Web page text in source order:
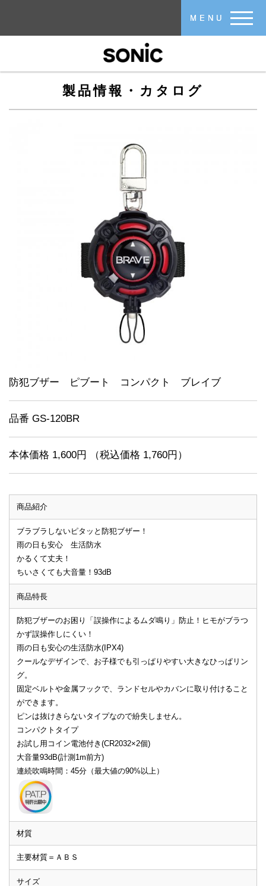
MENU
製品情報・カタログ
防犯ブザー ピブート コンパクト ブレイブ
品番 GS-120BR
本体価格 1,600円 （税込価格 1,760円）
商品紹介
ブラブラしないピタッと防犯ブザー！
雨の日も安心 生活防水
かるくて丈夫！
ちいさくても大音量！93dB
商品特長
防犯ブザーのお困り「誤操作によるムダ鳴り」防止！ヒモがブラつ
かず誤操作しにくい！
雨の日も安心の生活防水(IPX4)
クールなデザインで、お子様でも引っぱりやすい大きなひっぱリン
グ。
固定ベルトや金属フックで、ランドセルやカバンに取り付けること
ができます。
ピンは抜けきらないタイプなので紛失しません。
コンパクトタイプ
お試し用コイン電池付き(CR2032×2個)
大音量93dB(計測1m前方)
連続吹鳴時間：45分（最大値の90%以上）
材質
主要材質＝ＡＢＳ
サイズ